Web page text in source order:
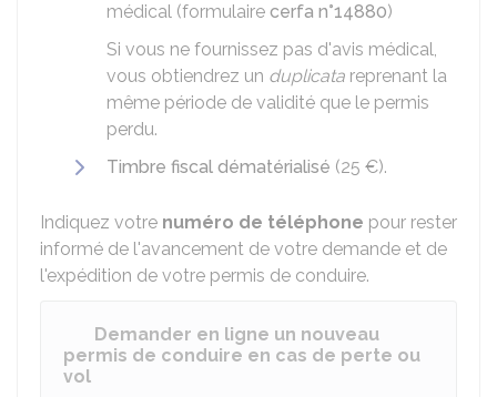
médical (formulaire cerfa n°14880)
Si vous ne fournissez pas d'avis médical,
vous obtiendrez un duplicata reprenant la
même période de validité que le permis
perdu.
Timbre fiscal dématérialisé (25 €).
Indiquez votre numéro de téléphone pour rester
informé de l'avancement de votre demande et de
l'expédition de votre permis de conduire.
Demander en ligne un nouveau
permis de conduire en cas de perte ou
vol